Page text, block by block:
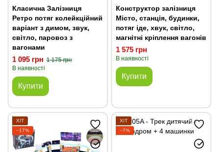
Класична Залізниця
Ретро потяг колейкційний
варіант з димом, звук,
світло, паровоз з
вагонами
1 095 грн 1 175 грн
В наявності
Купити
Конструктор залізниця
Місто, станція, будинки,
потяг іде, хвук, світло,
магнітні кріплення вагонів
1 575 грн
В наявності
Купити
ХІТ
−17%
ХІТ
−7%